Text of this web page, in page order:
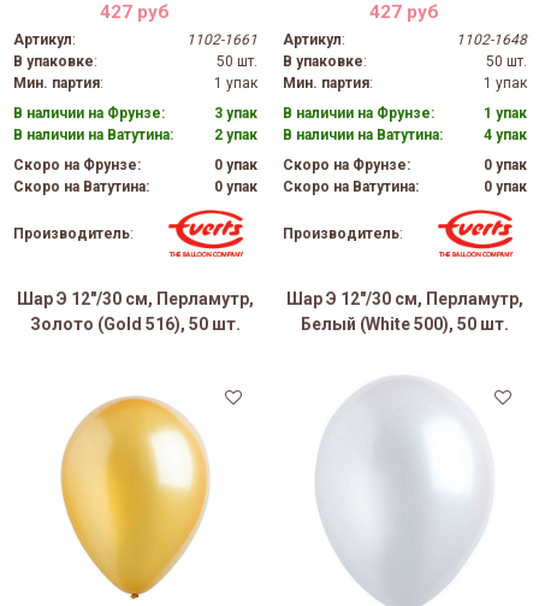
427 руб
Артикул:
1102-1661
В упаковке:
50 шт.
Мин. партия:
1 упак
В наличии на Фрунзе:
3 упак
В наличии на Ватутина:
2 упак
Скоро на Фрунзе:
0 упак
Скоро на Ватутина:
0 упак
Производитель:
427 руб
Артикул:
1102-1648
В упаковке:
50 шт.
Мин. партия:
1 упак
В наличии на Фрунзе:
1 упак
В наличии на Ватутина:
4 упак
Скоро на Фрунзе:
0 упак
Скоро на Ватутина:
0 упак
Производитель:
Шар Э 12"/30 см, Перламутр,
Золото (Gold 516), 50 шт.
Шар Э 12"/30 см, Перламутр,
Белый (White 500), 50 шт.